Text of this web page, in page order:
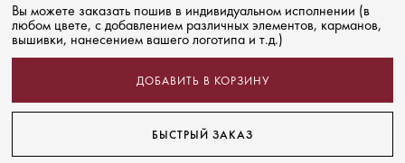
Вы можете заказать пошив в индивидуальном исполнении (в
любом цвете, с добавлением различных элементов, карманов,
вышивки, нанесением вашего логотипа и т.д.)
ДОБАВИТЬ В КОРЗИНУ
БЫСТРЫЙ ЗАКАЗ